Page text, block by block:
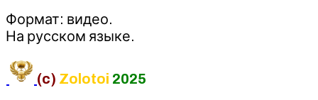
Формат: видео.
На русском языке.
(c) Zolotoi 2025